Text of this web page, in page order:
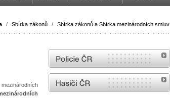
/ Sbírka zákonů / Sbírka zákonů a Sbírka mezinárodních smluv
internetové stránky Policie ČR
internetové stránky Hasiči ČR